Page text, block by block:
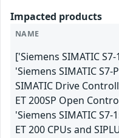
Impacted products
NAME
['Siemens SIMATIC
'Siemens SIMATIC
SIMATIC Drive
ET 200SP Open
'Siemens SIMATIC
ET 200 CPUs and